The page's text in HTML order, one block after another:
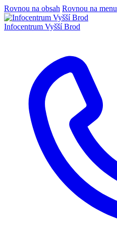
Rovnou na obsah Rovnou na menu
Infocentrum Vyšší Brod